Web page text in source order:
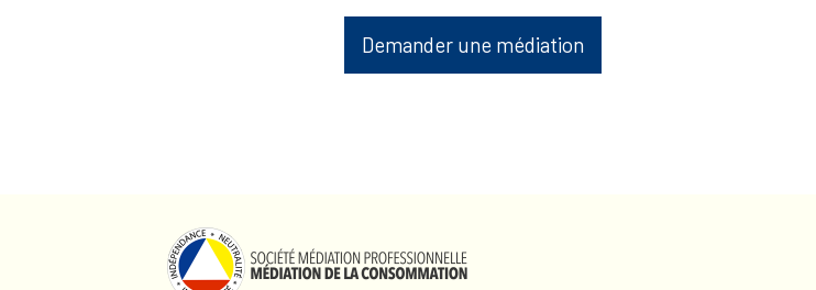
Demander une médiation